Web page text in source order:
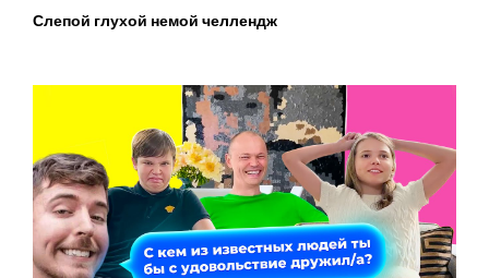
Слепой глухой немой челлендж